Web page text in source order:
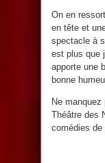
On en
en tête et
spectacle à
est plus que
apporte une
bonne
Ne manquez
Théâtre des
comédies de